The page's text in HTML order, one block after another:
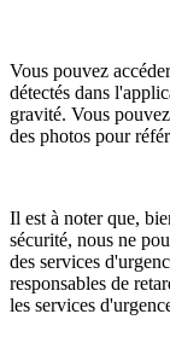
Vous pouvez
détectés dans
gravité. Vous
des photos pour
Il est à noter que,
sécurité, nous ne
des services
responsables de
les services